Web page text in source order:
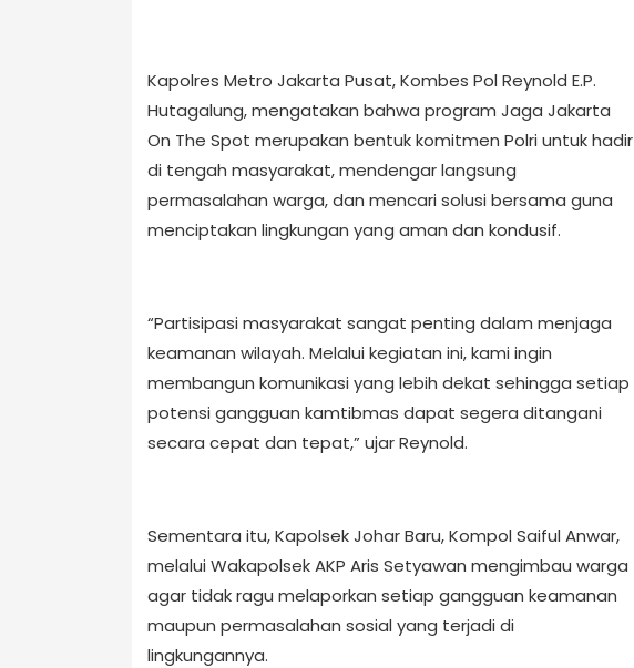
Kapolres Metro Jakarta Pusat, Kombes Pol Reynold E.P.
Hutagalung, mengatakan bahwa program Jaga Jakarta
On The Spot merupakan bentuk komitmen Polri untuk hadir
di tengah masyarakat, mendengar langsung
permasalahan warga, dan mencari solusi bersama guna
menciptakan lingkungan yang aman dan kondusif.
“Partisipasi masyarakat sangat penting dalam menjaga
keamanan wilayah. Melalui kegiatan ini, kami ingin
membangun komunikasi yang lebih dekat sehingga setiap
potensi gangguan kamtibmas dapat segera ditangani
secara cepat dan tepat,” ujar Reynold.
Sementara itu, Kapolsek Johar Baru, Kompol Saiful Anwar,
melalui Wakapolsek AKP Aris Setyawan mengimbau warga
agar tidak ragu melaporkan setiap gangguan keamanan
maupun permasalahan sosial yang terjadi di
lingkungannya.